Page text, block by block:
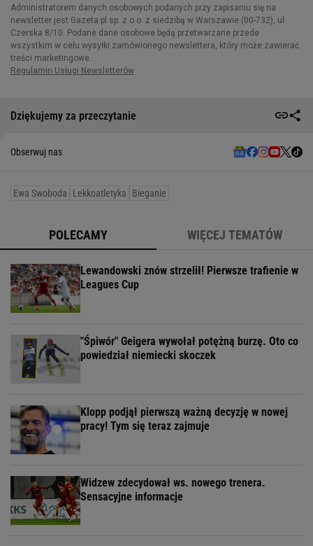
Dziękujemy za przeczytanie
Obserwuj nas
Ewa Swoboda Lekkoatletyka Bieganie
POLECAMY WIĘCEJ TEMATÓW
Lewandowski znów strzelił! Pierwsze trafienie w
Leagues Cup
"Śpiwór" Geigera wywołał potężną burzę. Oto co
powiedział niemiecki skoczek
Klopp podjął pierwszą ważną decyzję w nowej
pracy! Tym się teraz zajmuje
Widzew zdecydował ws. nowego trenera.
Sensacyjne informacje